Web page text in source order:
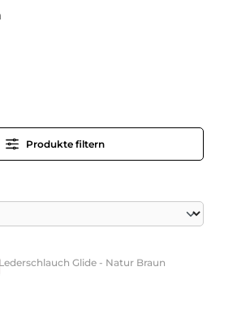
Produkte filtern